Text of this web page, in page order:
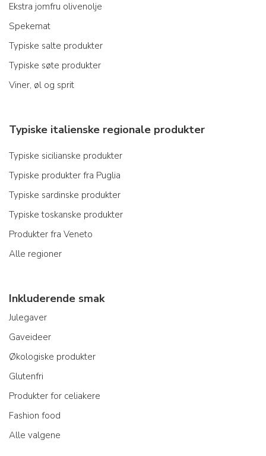
Ekstra jomfru olivenolje
Spekemat
Typiske salte produkter
Typiske søte produkter
Viner, øl og sprit
Typiske italienske regionale produkter
Typiske sicilianske produkter
Typiske produkter fra Puglia
Typiske sardinske produkter
Typiske toskanske produkter
Produkter fra Veneto
Alle regioner
Inkluderende smak
Julegaver
Gaveideer
Økologiske produkter
Glutenfri
Produkter for celiakere
Fashion food
Alle valgene